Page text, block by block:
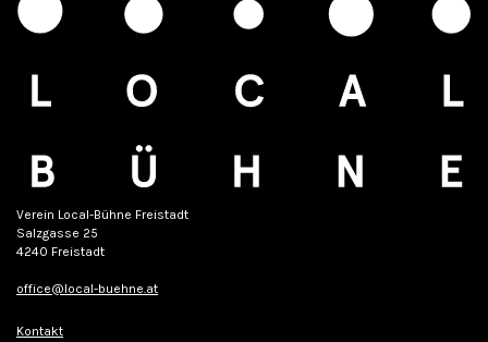
Verein Local-Bühne Freistadt
Salzgasse 25
4240 Freistadt
office@local-buehne.at
Kontakt